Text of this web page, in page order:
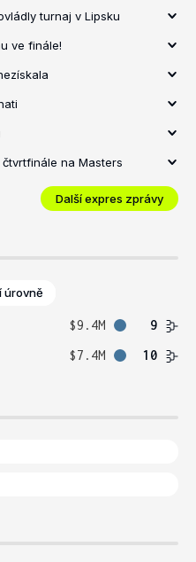
turnaj v Lipsku
ve finále!
na Masters
Další expres zprávy
úrovně
$9.4M
9
$7.4M 10